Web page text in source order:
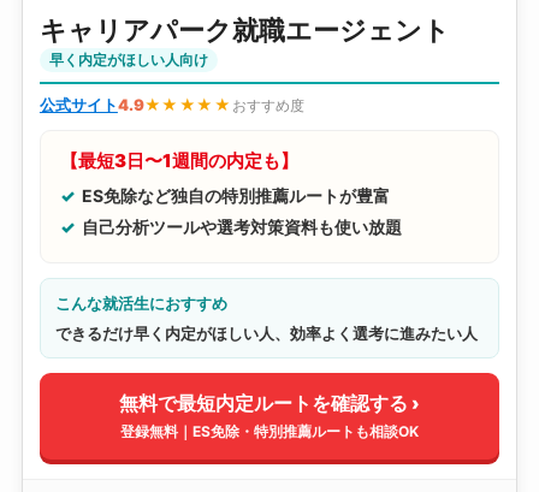
キャリアパーク就職エージェント
早く内定がほしい人向け
公式サイト4.9★★★★★ おすすめ度
【最短3日〜1週間の内定も】
ES免除など独自の特別推薦ルートが豊富
自己分析ツールや選考対策資料も使い放題
こんな就活生におすすめ
できるだけ早く内定がほしい人、効率よく選考に進みたい人
無料で最短内定ルートを確認する ›
登録無料｜ES免除・特別推薦ルートも相談OK